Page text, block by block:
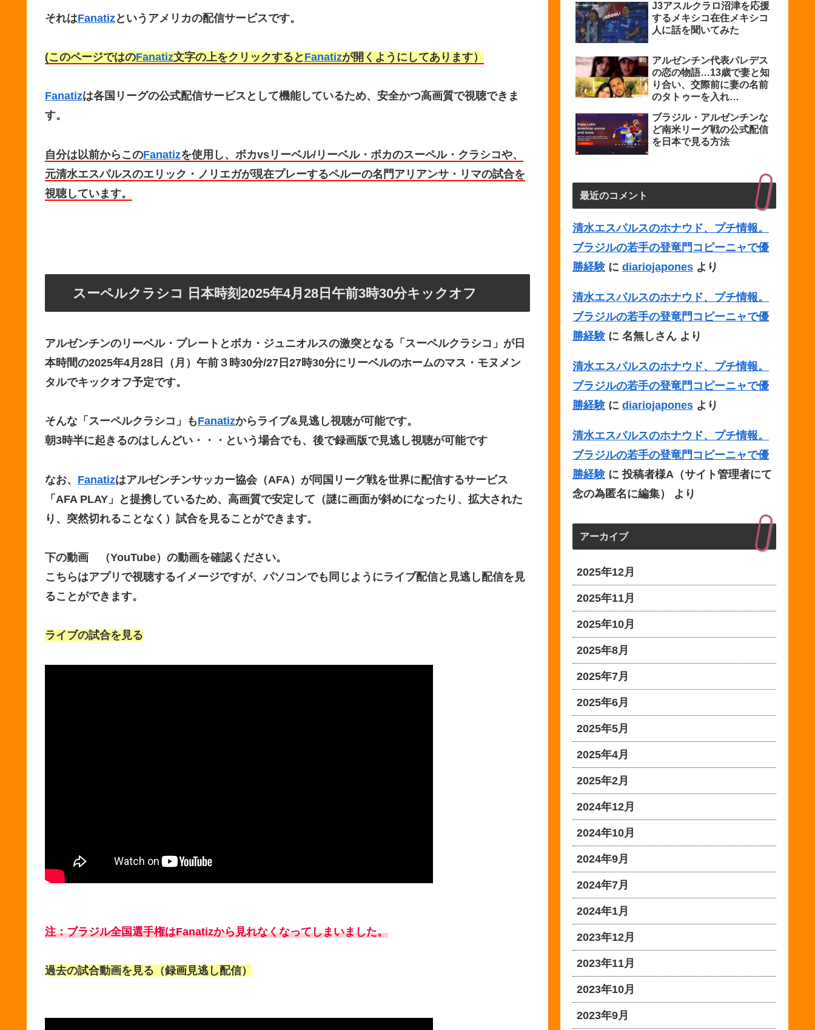
それはFanatizというアメリカの配信サービスです。
(このページではのFanatiz文字の上をクリックすると Fanatizが開くようにしてあります）
Fanatizは各国リーグの公式配信サービスとして機能しているため、安全かつ高画質で視聴できま
す。
自分は以前からこのFanatizを使用し、ボカvsリーベル/リーベル・ボカのスーペル・クラシコや、
元清水エスパルスのエリック・ノリエガが現在プレーするペルーの名門アリアンサ・リマの試合を
視聴しています。
スーペルクラシコ 日本時刻2025年4月28日午前3時30分キックオフ
アルゼンチンのリーベル・プレートとボカ・ジュニオルスの激突となる「スーペルクラシコ」が日
本時間の2025年4月28日（月）午前３時30分/27日27時30分にリーベルのホームのマス・モヌメン
タルでキックオフ予定です。
そんな「スーペルクラシコ」もFanatizからライブ&見逃し視聴が可能です。
朝3時半に起きるのはしんどい・・・という場合でも、後で録画版で見逃し視聴が可能です
なお、 Fanatizはアルゼンチンサッカー協会（AFA）が同国リーグ戦を世界に配信するサービス
「AFA PLAY」と提携しているため、高画質で安定して（謎に画面が斜めになったり、拡大された
り、突然切れることなく）試合を見ることができます。
下の動画 （YouTube）の動画を確認ください。
こちらはアプリで視聴するイメージですが、パソコンでも同じようにライブ配信と見逃し配信を見
ることができます。
ライブの試合を見る
注：ブラジル全国選手権はFanatizから見れなくなってしまいました。
過去の試合動画を見る（録画見逃し配信）
J3アスルクラロ沼津を応援
するメキシコ在住メキシコ
人に話を聞いてみた
アルゼンチン代表パレデス
の恋の物語…13歳で妻と知
り合い、交際前に妻の名前
のタトゥーを入れ…
ブラジル・アルゼンチンな
ど南米リーグ戦の公式配信
を日本で見る方法
最近のコメント
清水エスパルスのホナウド、プチ情報。
ブラジルの若手の登竜門コピーニャで優
勝経験 に diariojapones より
清水エスパルスのホナウド、プチ情報。
ブラジルの若手の登竜門コピーニャで優
勝経験 に 名無しさん より
清水エスパルスのホナウド、プチ情報。
ブラジルの若手の登竜門コピーニャで優
勝経験 に diariojapones より
清水エスパルスのホナウド、プチ情報。
ブラジルの若手の登竜門コピーニャで優
勝経験 に投稿者様A（サイト管理者にて
念の為匿名に編集）
より
アーカイブ
2025年12月
2025年11月
2025年10月
2025年8月
2025年7月
2025年6月
2025年5月
2025年4月
2025年2月
2024年12月
2024年10月
2024年9月
2024年7月
2024年1月
2023年12月
2023年11月
2023年10月
2023年9月